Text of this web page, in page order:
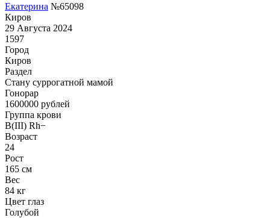
Екатерина №65098
Киров
29 Августа 2024
1597
Город
Киров
Раздел
Cтану суррогатной мамой
Гонoрар
1600000 рублей
Группа крови
B(III) Rh−
Возраст
24
Рост
165 см
Вес
84 кг
Цвет глаз
Голубой